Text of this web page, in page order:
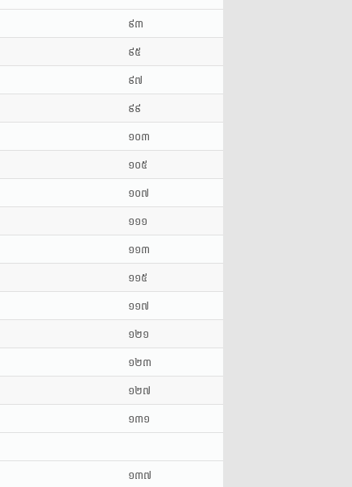
៩៣
៩៥
៩៧
៩៩
១០៣
១០៥
១០៧
១១១
១១៣
១១៥
១១៧
១២១
១២៣
១២៧
១៣១
១៣៧